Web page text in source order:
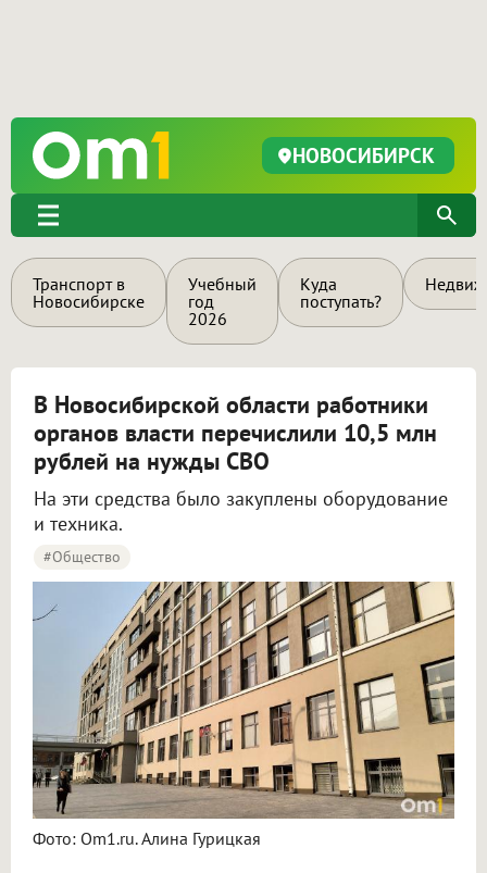
НОВОСИБИРСК
Транспорт в
Новосибирске
Учебный
год
2026
Куда
поступать?
В Новосибирской области работники
органов власти перечислили 10,5 млн
рублей на нужды СВО
На эти средства было закуплены оборудование
и техника.
#Общество
Фото: Om1.ru. Алина Гурицкая